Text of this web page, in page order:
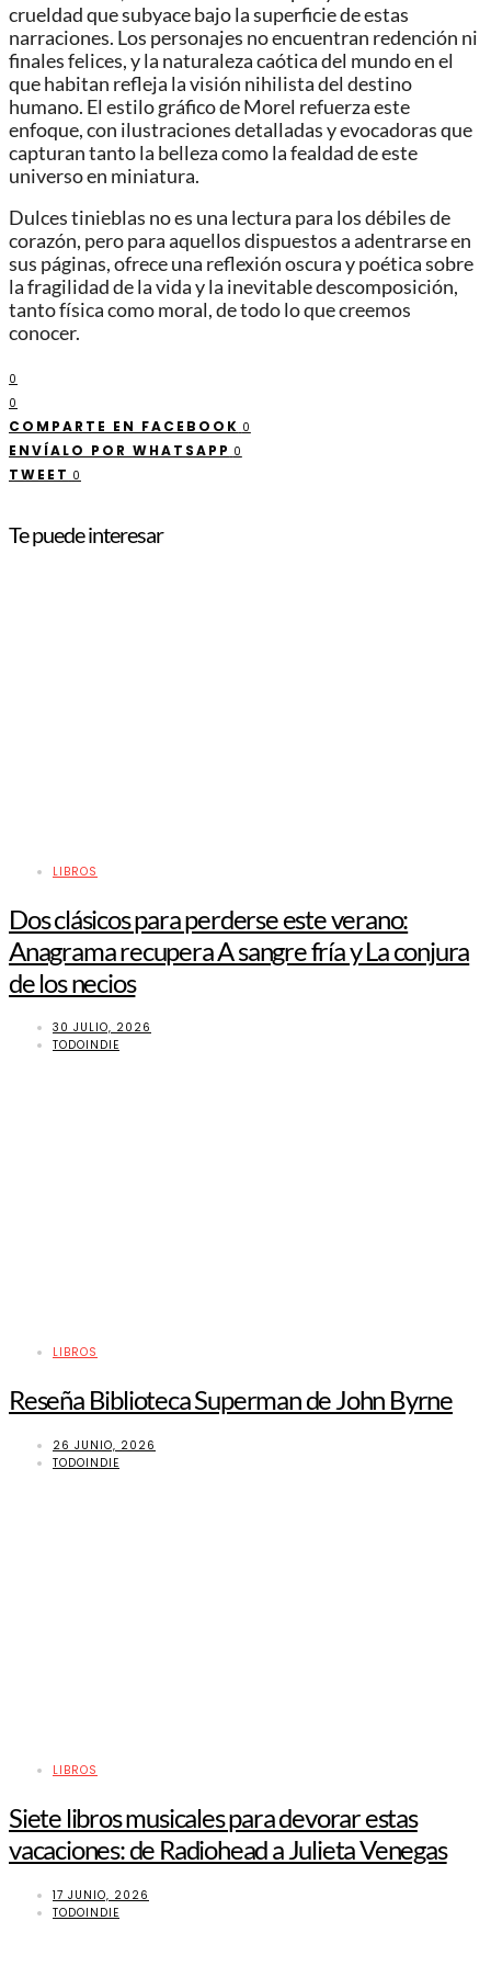
crueldad que subyace bajo la superficie de estas
narraciones. Los personajes no encuentran redención ni
finales felices, y la naturaleza caótica del mundo en el
que habitan refleja la visión nihilista del destino
humano. El estilo gráfico de Morel refuerza este
enfoque, con ilustraciones detalladas y evocadoras que
capturan tanto la belleza como la fealdad de este
universo en miniatura.
Dulces tinieblas no es una lectura para los débiles de
corazón, pero para aquellos dispuestos a adentrarse en
sus páginas, ofrece una reflexión oscura y poética sobre
la fragilidad de la vida y la inevitable descomposición,
tanto física como moral, de todo lo que creemos
conocer.
0
0
COMPARTE EN FACEBOOK 0
ENVÍALO POR WHATSAPP 0
TWEET 0
Te puede interesar
LIBROS
Dos clásicos para perderse este verano:
Anagrama recupera A sangre fría y La conjura
de los necios
30 JULIO, 2026
TODOINDIE
LIBROS
Reseña Biblioteca Superman de John Byrne
26 JUNIO, 2026
TODOINDIE
LIBROS
Siete libros musicales para devorar estas
vacaciones: de Radiohead a Julieta Venegas
17 JUNIO, 2026
TODOINDIE